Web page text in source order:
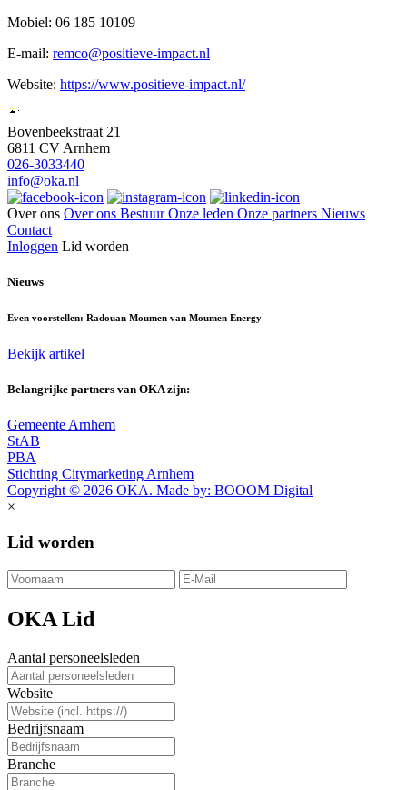
Mobiel: 06 185 10109
E-mail: remco@positieve-impact.nl
Website: https://www.positieve-impact.nl/
Bovenbeekstraat 21
6811 CV Arnhem
026-3033440
info@oka.nl
Over ons Over ons BestuurOnze leden Onze partners Nieuws
Contact
Inloggen Lid worden
Nieuws
Even voorstellen: Radouan Moumen van Moumen Energy
Bekijk artikel
Belangrijke partners van OKA zijn:
Gemeente Arnhem
StAB
PBA
Stichting Citymarketing Arnhem
Copyright © 2026 OKA. Made by: BOOOM Digital
×
Lid worden
OKA Lid
Aantal personeelsleden
Website
Bedrijfsnaam
Branche